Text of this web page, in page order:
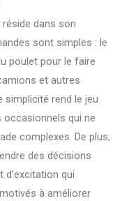
réside dans son
sont simples : le
poulet pour le faire
et autres
simplicité rend le jeu
qui ne
complexes. De plus,
des décisions
qui
à améliorer